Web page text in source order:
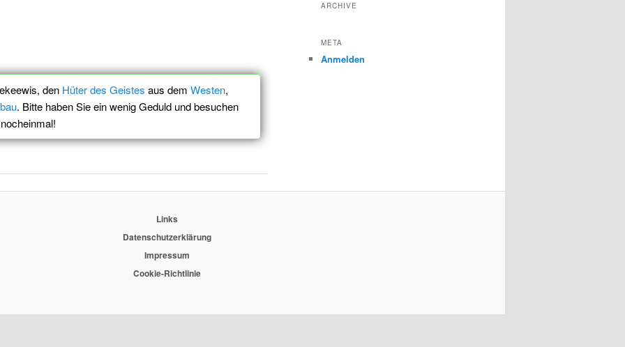
den Hüter des Geistes aus dem Westen,
. Bitte haben Sie ein wenig Geduld und besuchen
ARCHIVE
META
Anmelden
Links
Datenschutzerklärung
Impressum
Cookie-Richtlinie